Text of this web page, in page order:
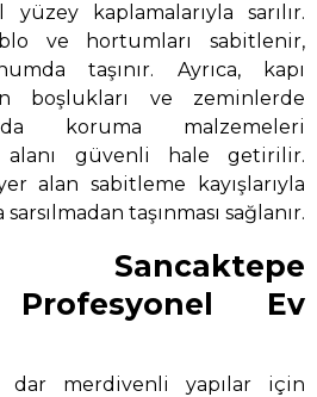
kaplamalarıyla sarılır.
ve hortumları sabitlenir,
taşınır. Ayrıca, kapı
boşlukları ve zeminlerde
koruma malzemeleri
alanı güvenli hale getirilir.
alan sabitleme kayışlarıyla
taşınması sağlanır.
Sancaktepe
Profesyonel Ev
dar merdivenli yapılar için